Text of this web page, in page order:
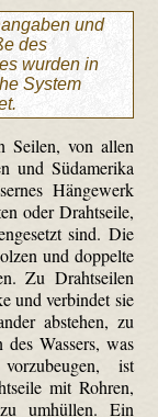
und
des
wurden in
System
Seilen, von allen
und Südamerika
Hängewerk
oder Drahtseile,
sind. Die
und doppelte
Zu Drahtseilen
und verbindet sie
abstehen, zu
Wassers, was
ist
mit Rohren,
umhüllen. Ein